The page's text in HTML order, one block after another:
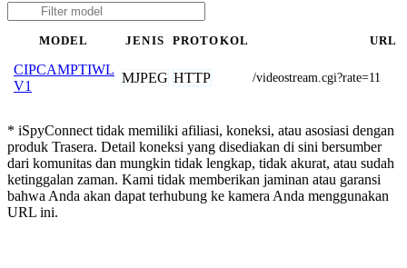
MODEL JENIS PROTOKOL URL
CIPCAMPTIWL
V1
MJPEG HTTP /videostream.cgi?rate=11
* iSpyConnect tidak memiliki afiliasi, koneksi, atau asosiasi dengan
produk Trasera. Detail koneksi yang disediakan di sini bersumber
dari komunitas dan mungkin tidak lengkap, tidak akurat, atau sudah
ketinggalan zaman. Kami tidak memberikan jaminan atau garansi
bahwa Anda akan dapat terhubung ke kamera Anda menggunakan
URL ini.